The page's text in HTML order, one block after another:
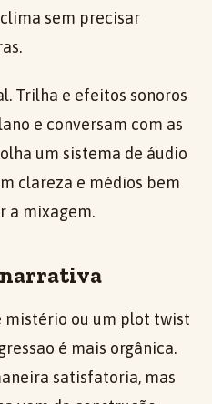
sem precisar
Trilha e efeitos sonoros
e conversam com as
um sistema de áudio
clareza e médios bem
a mixagem.
narrativa
mistério ou um plot twist
é mais orgânica.
satisfatoria, mas